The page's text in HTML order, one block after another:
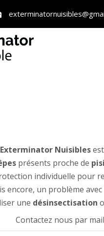
Exterminator Nuisibles
présents proche de
individuelle pour
encore, un problème avec
une désinsectisation
Contactez nous par